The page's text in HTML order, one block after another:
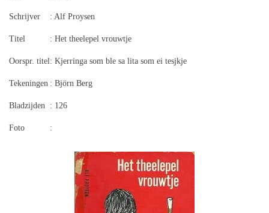
Schrijver : Alf Proysen
Titel : Het theelepel vrouwtje
Oorspr. titel: Kjerringa som ble sa lita som ei tesjkje
Tekeningen : Björn Berg
Bladzijden : 126
Foto :